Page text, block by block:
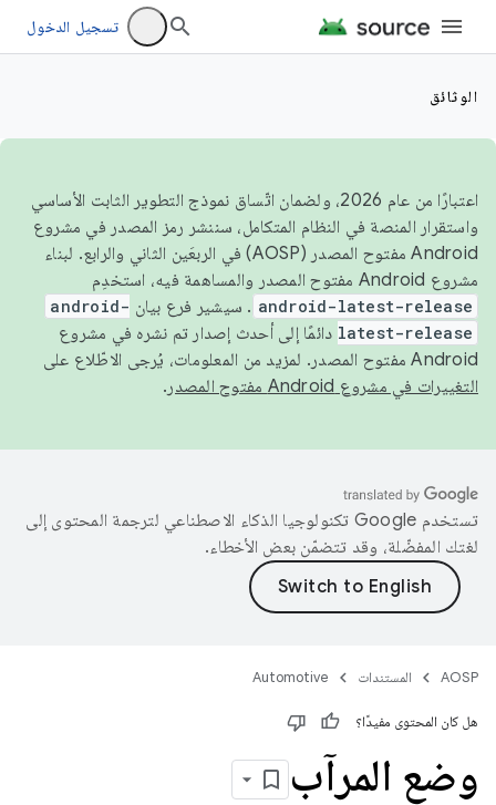
تسجيل الدخول
الوثائق
اعتبارًا من عام 2026، ولضمان اتّساق نموذج التطوير الثابت الأساسي
واستقرار المنصة في النظام المتكامل، سننشر رمز المصدر في مشروع
Android مفتوح المصدر (AOSP) في الربعَين الثاني والرابع. لبناء
مشروع Android مفتوح المصدر والمساهمة فيه، استخدِم
android-latest-release . سيشير فرع بيان android-
latest-release دائمًا إلى أحدث إصدار تم نشره في مشروع
Android مفتوح المصدر. لمزيد من المعلومات، يُرجى الاطّلاع على
التغييرات في مشروع Android مفتوح المصدر
.
تستخدم Google تكنولوجيا الذكاء الاصطناعي لترجمة المحتوى إلى
لغتك المفضّلة، وقد تتضمّن بعض الأخطاء.
AOSP المستندات Automotive
هل كان المحتوى مفيدًا؟
وضع المرآب